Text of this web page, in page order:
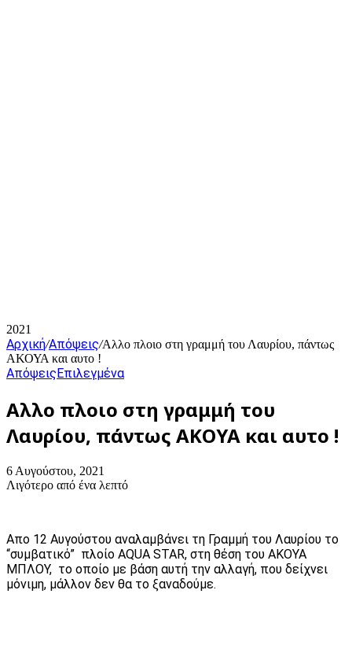
2021
Αρχική/Απόψεις/Αλλο πλοιο στη γραμμή του Λαυρίου, πάντως
ΑΚΟΥΑ και αυτο !
ΑπόψειςΕπιλεγμένα
Αλλο πλοιο στη γραμμή του
Λαυρίου, πάντως ΑΚΟΥΑ και αυτο !
6 Αυγούστου, 2021
Λιγότερο από ένα λεπτό
Απο 12 Αυγούστου αναλαμβάνει τη Γραμμή του Λαυρίου το
“συμβατικό” πλοίο AQUA STAR, στη θέση του ΑΚΟΥΑ
ΜΠΛΟΥ, το οποίο με βάση αυτή την αλλαγή, που δείχνει
μόνιμη, μάλλον δεν θα το ξαναδούμε.